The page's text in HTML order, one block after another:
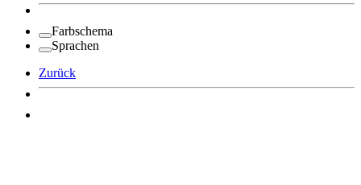
Farbschema
Sprachen
Zurück